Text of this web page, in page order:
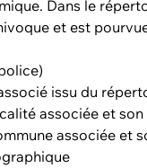
Dans le
et est
issu du
associée et
associée et